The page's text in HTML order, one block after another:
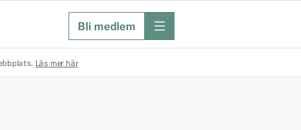
Bli medlem meny
Läs mer här